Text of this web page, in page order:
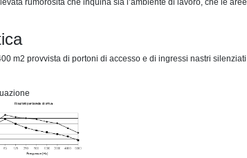
rumorosità che inquina sia l’ambiente di lavoro, che le aree
m2 provvista di portoni di accesso e di ingressi nastri silenziati